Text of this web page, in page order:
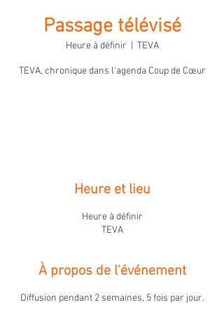
Passage télévisé
Heure à définir TEVA
TEVA, chronique dans l’agenda Coup de Cœur
Heure et lieu
Heure à définir
TEVA
À propos de l'événement
Diffusion pendant 2 semaines, 5 fois par jour.